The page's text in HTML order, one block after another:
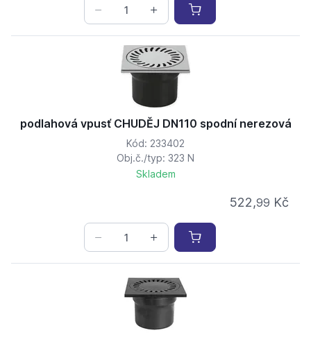
podlahová vpusť CHUDĚJ DN110 spodní nerezová
Kód: 233402
Obj.č./typ: 323 N
Skladem
522,99 Kč